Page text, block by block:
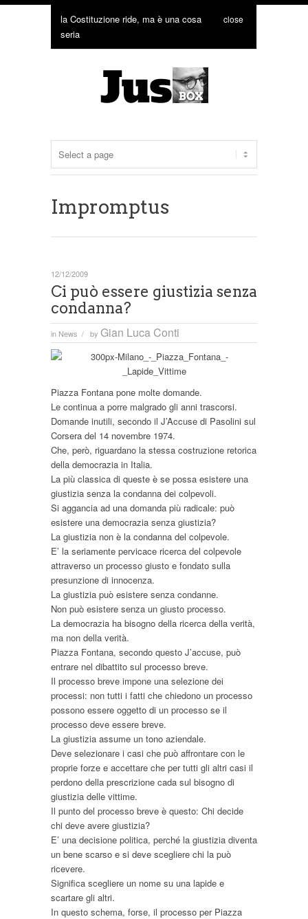
la Costituzione ride, ma è una cosa
seria
close
Impromptus
Ci può essere giustizia senza
condanna?
in News / by Gian Luca Conti
12/12/2009
Piazza Fontana pone molte domande.
Le continua a porre malgrado gli anni trascorsi.
Domande inutili, secondo il J’Accuse di Pasolini sul
Corsera del 14 novembre 1974.
Che, però, riguardano la stessa costruzione retorica
della democrazia in Italia.
La più classica di queste è se possa esistere una
giustizia senza la condanna dei colpevoli.
Si aggancia ad una domanda più radicale: può
esistere una democrazia senza giustizia?
La giustizia non è la condanna del colpevole.
E’ la seriamente pervicace ricerca del colpevole
attraverso un processo giusto e fondato sulla
presunzione di innocenza.
La giustizia può esistere senza condanne.
Non può esistere senza un giusto processo.
La democrazia ha bisogno della ricerca della verità,
ma non della verità.
Piazza Fontana, secondo questo J’accuse, può
entrare nel dibattito sul processo breve.
Il processo breve impone una selezione dei
processi: non tutti i fatti che chiedono un processo
possono essere oggetto di un processo se il
processo deve essere breve.
La giustizia assume un tono aziendale.
Deve selezionare i casi che può affrontare con le
proprie forze e accettare che per tutti gli altri casi il
perdono della prescrizione cada sul bisogno di
giustizia delle vittime.
Il punto del processo breve è questo: Chi decide
chi deve avere giustizia?
E’ una decisione politica, perché la giustizia diventa
un bene scarso e si deve scegliere chi la può
ricevere.
Significa scegliere un nome su una lapide e
scartare gli altri.
In questo schema, forse, il processo per Piazza